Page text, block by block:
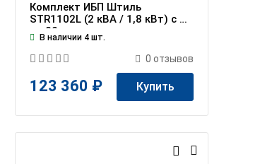
Комплект ИБП Штиль
STR1102L (2 кВА / 1,8 кВт) c АБ
на 20 мин
В наличии 4 шт.
0 отзывов
123 360 ₽ Купить